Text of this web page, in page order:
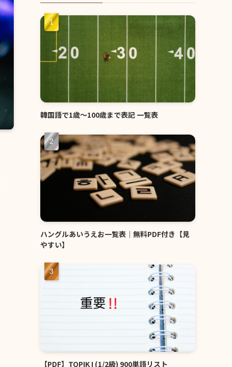
韓国語で1歳〜100歳まで表記 一覧表
ハングルあいうえお一覧表｜無料PDF付き【見
やすい】
【PDF】TOPIK I (1/2級) 900単語リスト